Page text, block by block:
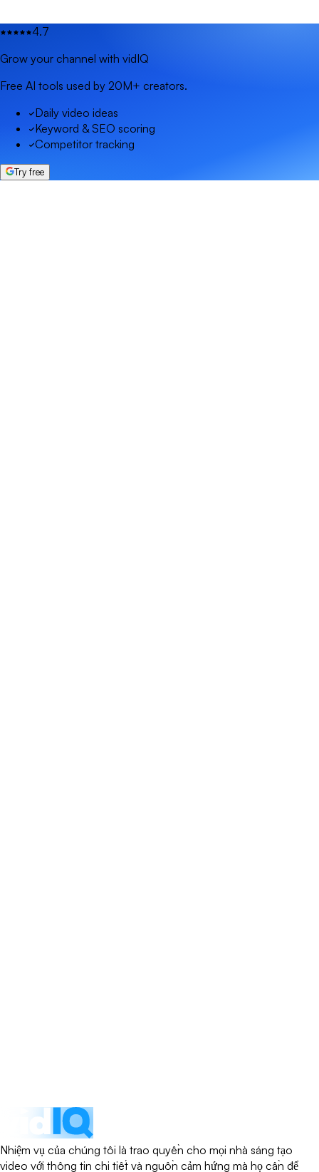
4.7
Grow your channel with vidIQ
Free AI tools used by 20M+ creators.
Daily video ideas
Keyword & SEO scoring
Competitor tracking
Try free
Nhiệm vụ của chúng tôi là trao quyền cho mọi nhà sáng tạo
video với thông tin chi tiết và nguồn cảm hứng mà họ cần để